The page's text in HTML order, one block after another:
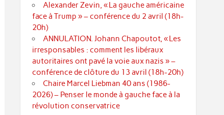
Alexander Zevin, « La gauche américaine
face à Trump » – conférence du 2 avril (18h-
20h)
ANNULATION. Johann Chapoutot, « Les
irresponsables : comment les libéraux
autoritaires ont pavé la voie aux nazis » –
conférence de clôture du 13 avril (18h-20h)
Chaire Marcel Liebman 40 ans (1986-
2026) – Penser le monde à gauche face à la
révolution conservatrice